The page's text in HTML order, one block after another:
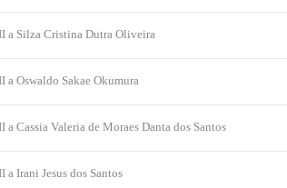
a Silza Cristina Dutra Oliveira
Oswaldo Sakae Okumura
Cassia Valeria de Moraes Danta dos Santos
Irani Jesus dos Santos